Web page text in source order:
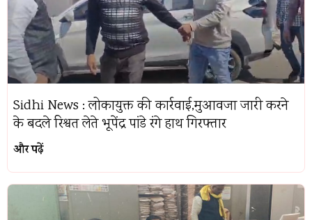
Sidhi News : लोकायुक्त की कार्रवाई,मुआवजा जारी करने
के बदले रिश्वत लेते भूपेंद्र पांडे रंगे हाथ गिरफ्तार
और पढ़ें